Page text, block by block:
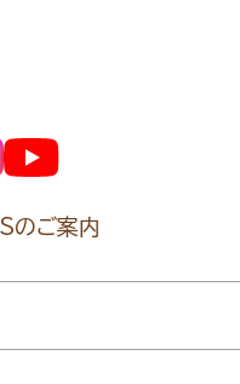
のご案内